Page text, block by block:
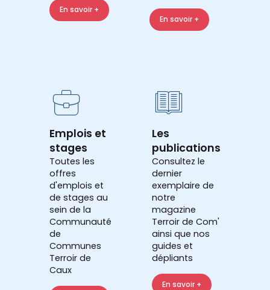
En savoir +
En savoir +
Emplois et
stages
Toutes les
offres
d'emplois et
de stages au
sein de la
Communauté
de
Communes
Terroir de
Caux
Les
publications
Consultez le
dernier
exemplaire de
notre
magazine
Terroir de Com'
ainsi que nos
guides et
dépliants
En savoir +